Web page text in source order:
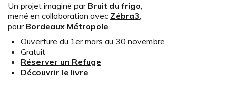
Un projet imaginé par Bruit du frigo,
mené en collaboration avec Zébra3,
pour Bordeaux Métropole
Ouverture du 1er mars au 30 novembre
Gratuit
Réserver un Refuge
Découvrir le livre